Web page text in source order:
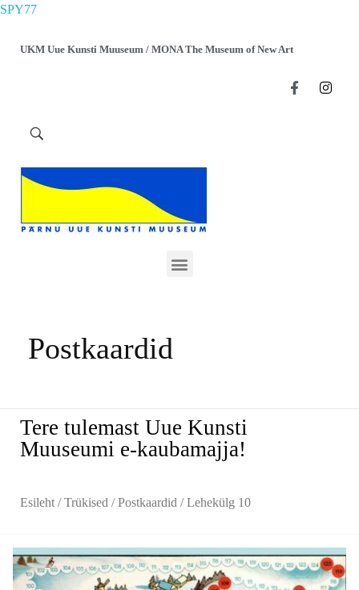
SPY77
UKM Uue Kunsti Muuseum / MONA The Museum of New Art
Postkaardid
Tere tulemast Uue Kunsti
Muuseumi e-kaubamajja!
Esileht /Trükised /Postkaardid / Lehekülg 10